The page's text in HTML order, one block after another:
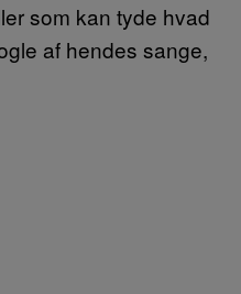
som kan tyde hvad
af hendes sange,